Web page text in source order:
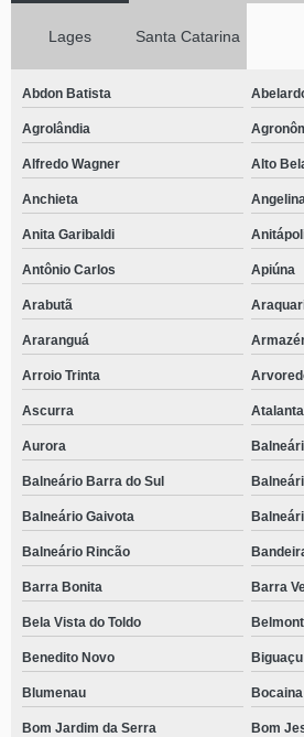
Lages Santa Catarina
Abdon Batista
Agrolândia
Alfredo Wagner Alto
Anchieta
Anita Garibaldi
Antônio Carlos Apiúna
Arabutã
Araranguá
Arroio Trinta
Ascurra Atalanta
Aurora
Balneário Barra do Sul
Balneário Gaivota
Balneário Rincão
Barra Bonita Barra
Bela Vista do Toldo
Benedito Novo Biguaçu
Blumenau Bocaina
Bom Jardim da Serra Bom